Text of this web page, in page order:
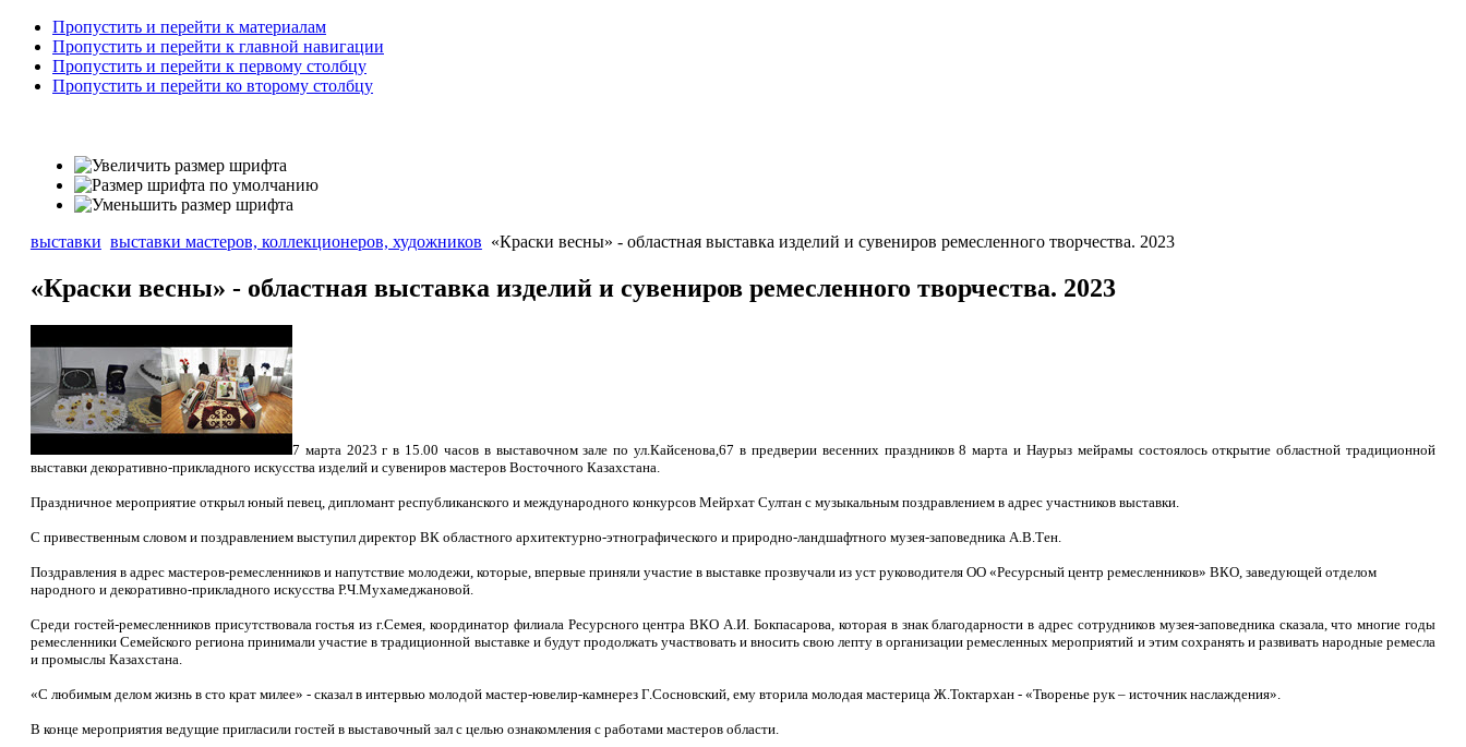
Пропустить и перейти к материалам
Пропустить и перейти к главной навигации
Пропустить и перейти к первому столбцу
Пропустить и перейти ко второму столбцу
выставки выставки мастеров, коллекционеров, художников «Краски весны» - областная выставка изделий и сувениров ремесленного творчества. 2023
«Краски весны» - областная выставка изделий и сувениров ремесленного творчества. 2023
7 марта 2023 г в 15.00 часов в выставочном зале по ул.Кайсенова,67 в предверии весенних праздников 8 марта и Наурыз мейрамы состоялось открытие областной традиционной
выставки декоративно-прикладного искусства изделий и сувениров мастеров Восточного Казахстана.
Праздничное мероприятие открыл юный певец, дипломант республиканского и международного конкурсов Мейрхат Султан с музыкальным поздравлением в адрес участников выставки.
С привественным словом и поздравлением выступил директор ВК областного архитектурно-этнографического и природно-ландшафтного музея-заповедника А.В.Тен.
Поздравления в адрес мастеров-ремесленников и напутствие молодежи, которые, впервые приняли участие в выставке прозвучали из уст руководителя ОО «Ресурсный центр ремесленников» ВКО, заведующей отделом
народного и декоративно-прикладного искусства Р.Ч.Мухамеджановой.
Среди гостей-ремесленников присутствовала гостья из г.Семея, координатор филиала Ресурсного центра ВКО А.И. Бокпасарова, которая в знак благодарности в адрес сотрудников музея-заповедника сказала, что многие годы
ремесленники Семейского региона принимали участие в традиционной выставке и будут продолжать участвовать и вносить свою лепту в организации ремесленных мероприятий и этим сохранять и развивать народные ремесла
и промыслы Казахстана.
«С любимым делом жизнь в сто крат милее» - сказал в интервью молодой мастер-ювелир-камнерез Г.Сосновский, ему вторила молодая мастерица Ж.Токтархан - «Творенье рук – источник наслаждения».
В конце мероприятия ведущие пригласили гостей в выставочный зал с целью ознакомления с работами мастеров области.